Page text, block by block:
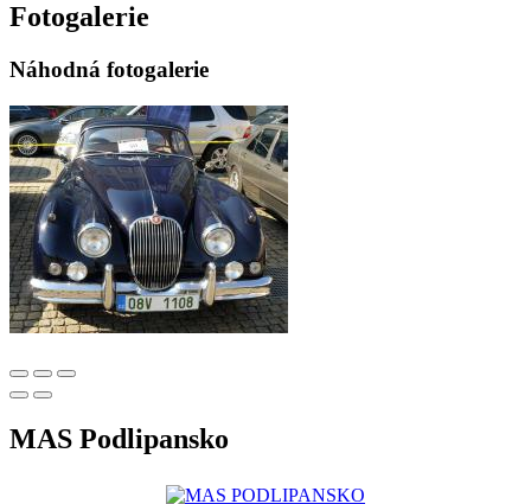
Fotogalerie
Náhodná fotogalerie
MAS Podlipansko